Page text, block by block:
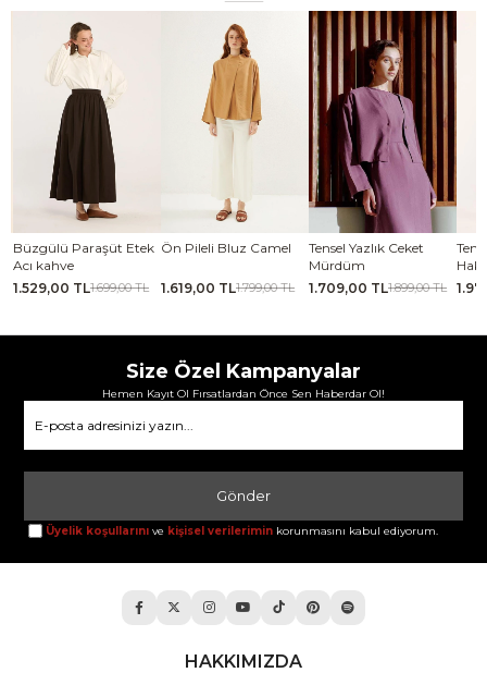
Büzgülü Paraşüt Etek
Acı kahve
1.529,00 TL1.699,00 TL
Ön Pileli Bluz Camel
1.619,00 TL1.799,00 TL
Tensel Yazlık Ceket
Mürdüm
1.709,00 TL1.899,00 TL
Haki
Size Özel Kampanyalar
Hemen Kayıt Ol Fırsatlardan Önce Sen Haberdar Ol!
Gönder
Üyelik koşullarını ve kişisel verilerimin korunmasını kabul ediyorum.
HAKKIMIZDA